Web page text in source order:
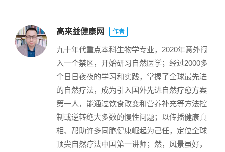
高来益健康网 作者
九十年代重点本科生物学专业，2020年意外闯
入一个禁区，开始研习自然医学；经过2000多
个日日夜夜的学习和实践，掌握了全球最先进
的自然疗法，成为引入国外先进自然疗愈方案
第一人，能通过饮食改变和营养补充等方法控
制或逆转绝大多数的慢性问题；以传播健康真
相、帮助许多同胞健康崛起为己任，定位全球
顶尖自然疗法中国第一讲师；然，风景虽好，